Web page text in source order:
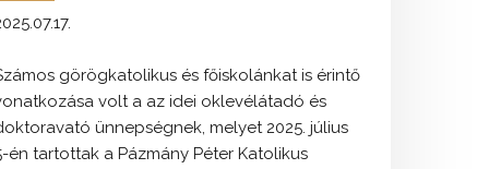
görögkatolikus és főiskolánkat is érintő
volt a az idei oklevélátadó és
ünnepségnek, melyet 2025. július
én tartottak a Pázmány Péter Katolikus